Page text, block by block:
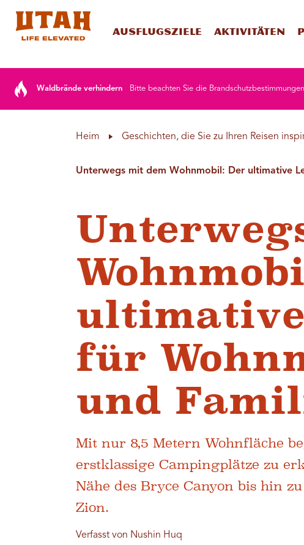
Ausflugsziele Aktivitäten
Waldbrände verhindern Bitte beachten Sie die
Heim Geschichten, die Sie zu Ihren Reisen
Unterwegs mit dem Wohnmobil: Der ultimative
für
und
Mit nur 8,5 Metern Wohnfläche
erstklassige Campingplätze zu
Nähe des Bryce Canyon bis hin
Zion.
Verfasst von Nushin Huq